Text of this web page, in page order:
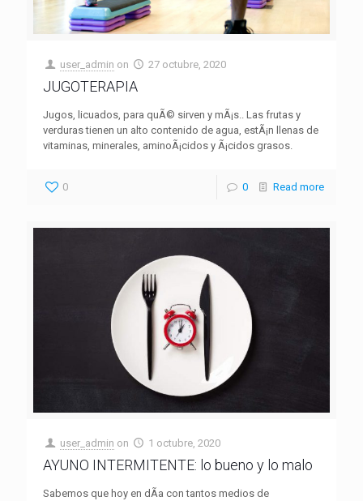
user_admin on 27 octubre, 2020
JUGOTERAPIA
Jugos, licuados, para quÃ© sirven y mÃ¡s.. Las frutas y
verduras tienen un alto contenido de agua, estÃ¡n llenas de
vitaminas, minerales, aminoÃ¡cidos y Ã¡cidos grasos.
0 0 Read more
user_admin on 1 octubre, 2020
AYUNO INTERMITENTE: lo bueno y lo malo
Sabemos que hoy en dÃ­a con tantos medios de